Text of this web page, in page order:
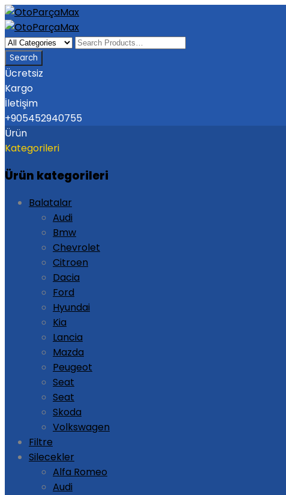
Ücretsiz
Kargo
İletişim
+905452940755
Ürün
Kategorileri
Ürün kategorileri
Balatalar
Audi
Bmw
Chevrolet
Citroen
Dacia
Ford
Hyundai
Kia
Lancia
Mazda
Peugeot
Seat
Seat
Skoda
Volkswagen
Filtre
Silecekler
Alfa Romeo
Audi